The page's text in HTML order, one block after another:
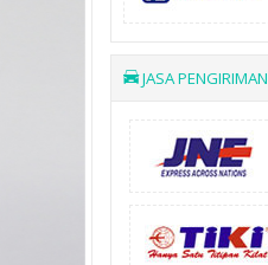
JASA PENGIRIMAN